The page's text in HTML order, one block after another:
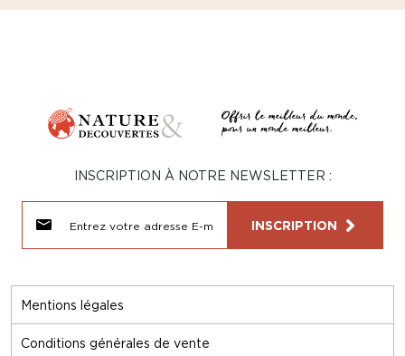
Mentions légales
Conditions générales de vente
INSCRIPTION À NOTRE NEWSLETTER :
INSCRIPTION